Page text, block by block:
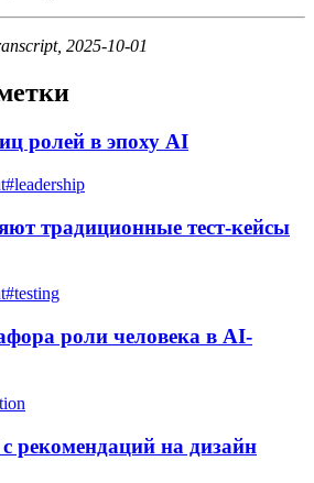
2025-10-01
ролей в эпоху AI
#leadership
традиционные тест-кейсы
#testing
роли человека в AI-
рекомендаций на дизайн